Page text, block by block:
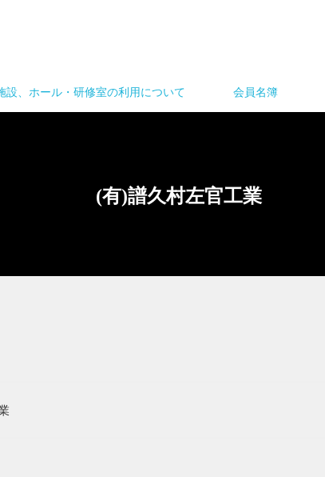
設、ホール・研修室の利用について 会員名簿
(有)譜久村左官工業